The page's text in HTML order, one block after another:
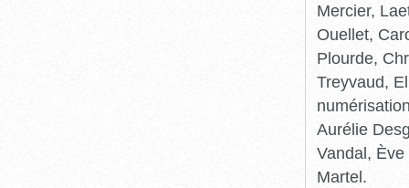
Mercier,
Ouellet,
Plourde,
Treyvaud,
Aurélie
Vandal,
Martel.